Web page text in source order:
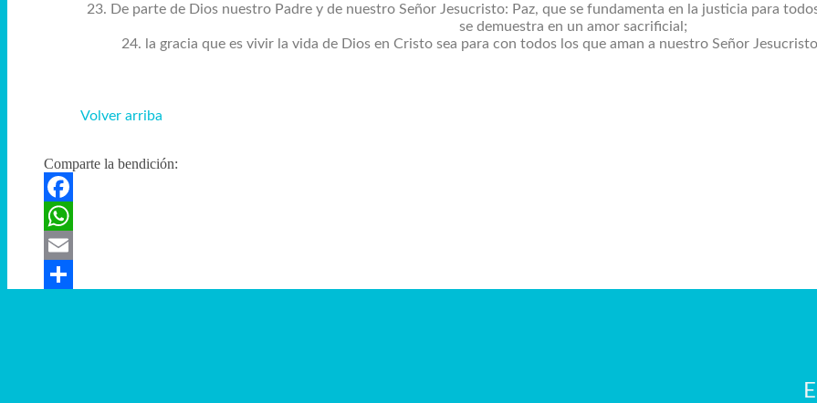
23. De parte de Dios nuestro Padre y de nuestro Señor Jesucristo: Paz, que se fundamenta en la justicia para
se demuestra en un amor sacrificial;
24. la gracia que es vivir la vida de Dios en Cristo sea para con todos los que aman a nuestro Señor
Volver arriba
Comparte la bendición:
Facebook
WhatsApp
Email